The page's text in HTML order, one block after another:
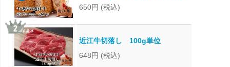
650円 (税込)
近江牛切落し 100g単位
648円 (税込)